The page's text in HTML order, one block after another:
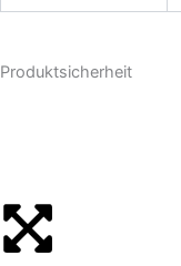
Produktsicherheit